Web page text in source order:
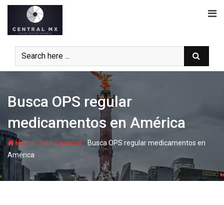
Skip
content
Busca OPS regular
medicamentos en América
Home - Internacional - Busca OPS regular medicamentos en
América